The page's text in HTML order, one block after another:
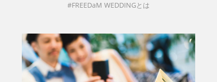
#FREEDaM WEDDINGとは